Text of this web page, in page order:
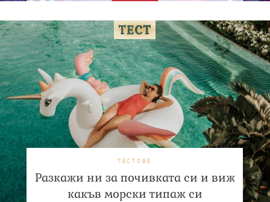
ТЕСТОВЕ
Разкажи ни за почивката си и виж
какъв морски типаж си